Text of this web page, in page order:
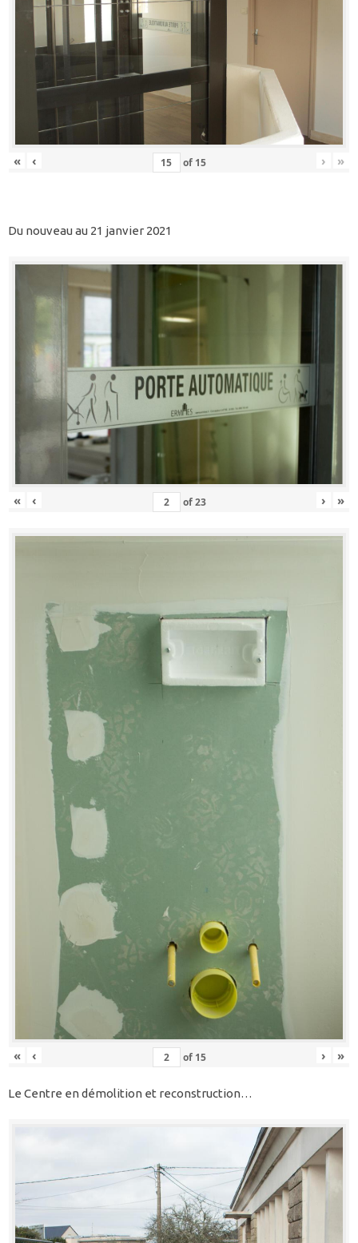
« ‹ of 15 › »
Du nouveau au 21 janvier 2021
« ‹ of23 › »
« ‹ of 15 › »
Le Centre en démolition et reconstruction…